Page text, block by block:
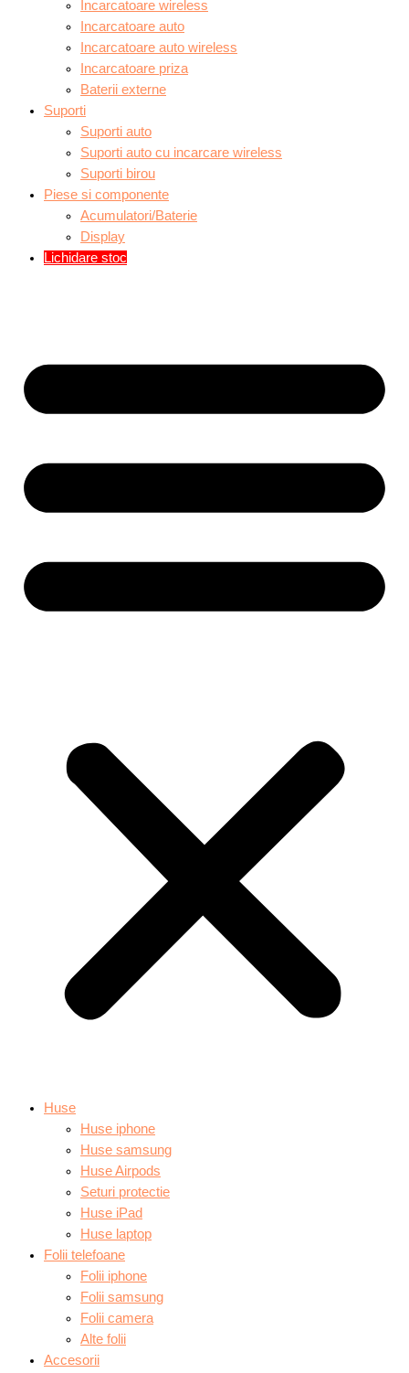
Incarcatoare wireless
Incarcatoare auto
Incarcatoare auto wireless
Incarcatoare priza
Baterii externe
Suporti
Suporti auto
Suporti auto cu incarcare wireless
Suporti birou
Piese si componente
Acumulatori/Baterie
Display
Lichidare stoc
Huse
Huse iphone
Huse samsung
Huse Airpods
Seturi protectie
Huse iPad
Huse laptop
Folii telefoane
Folii iphone
Folii samsung
Folii camera
Alte folii
Accesorii